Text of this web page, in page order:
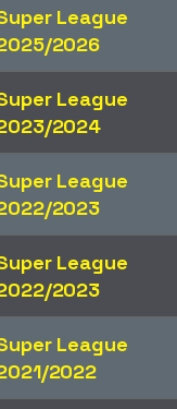
League
2026
League
2024
League
2023
League
2023
League
2022